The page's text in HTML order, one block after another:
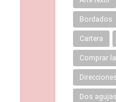
Bordados
Cartera
Comprar
Direcciones
Dos agujas